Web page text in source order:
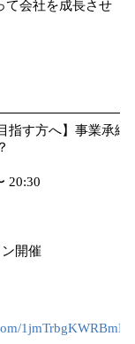
て会社を成長させ
指す方へ】事業承
20:30
開催